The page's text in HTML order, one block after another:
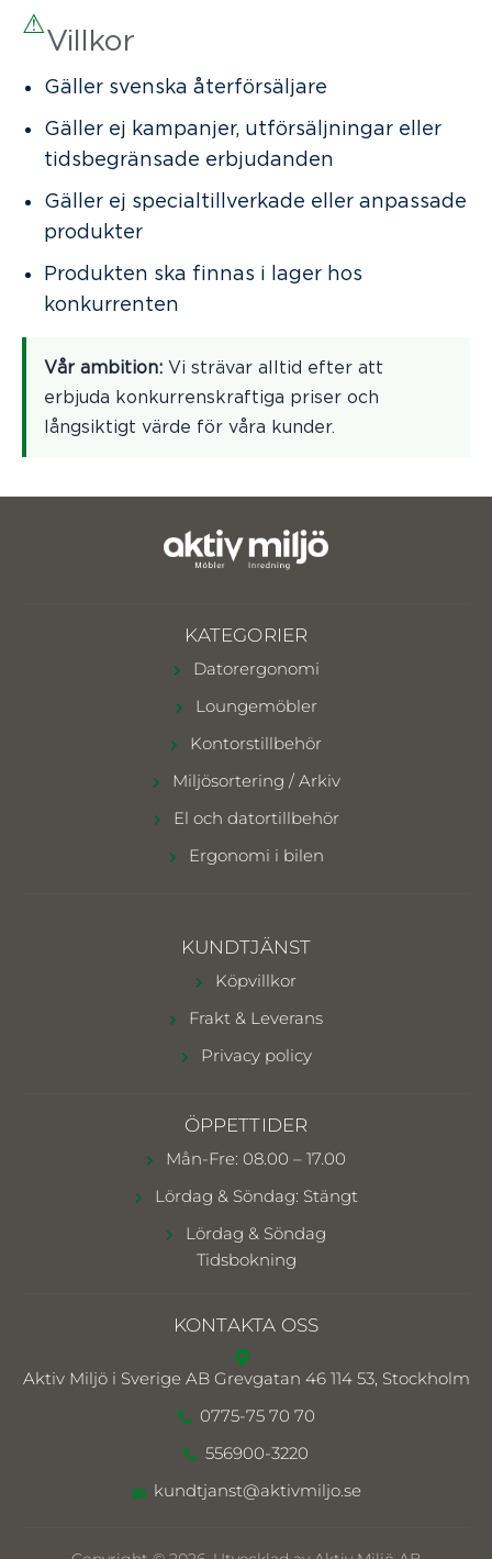
⚠
Villkor
Gäller svenska återförsäljare
Gäller ej kampanjer, utförsäljningar eller
tidsbegränsade erbjudanden
Gäller ej specialtillverkade eller anpassade
produkter
Produkten ska finnas i lager hos
konkurrenten
Vår ambition: Vi strävar alltid efter att
erbjuda konkurrenskraftiga priser och
långsiktigt värde för våra kunder.
KATEGORIER
Datorergonomi
Loungemöbler
Kontorstillbehör
Miljösortering / Arkiv
El och datortillbehör
Ergonomi i bilen
KUNDTJÄNST
Köpvillkor
Frakt & Leverans
Privacy policy
ÖPPETTIDER
Mån-Fre: 08.00 – 17.00
Lördag & Söndag: Stängt
Lördag & Söndag
Tidsbokning
KONTAKTA OSS
Aktiv Miljö i Sverige AB Grevgatan 46 114 53, Stockholm
0775-75 70 70
556900-3220
kundtjanst@aktivmiljo.se